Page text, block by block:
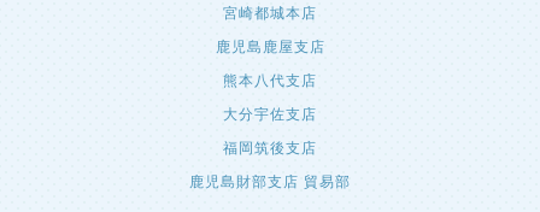
宮崎都城本店
鹿児島鹿屋支店
熊本八代支店
大分宇佐支店
福岡筑後支店
鹿児島財部支店 貿易部